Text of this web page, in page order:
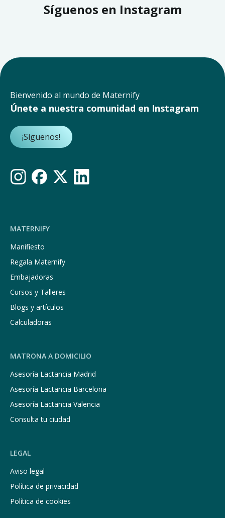
Síguenos en Instagram
Bienvenido al mundo de Maternify
Únete a nuestra comunidad en Instagram
¡Síguenos!
MATERNIFY
Manifiesto
Regala Maternify
Embajadoras
Cursos y Talleres
Blogs y artículos
Calculadoras
MATRONA A DOMICILIO
Asesoría Lactancia Madrid
Asesoría Lactancia Barcelona
Asesoría Lactancia Valencia
Consulta tu ciudad
LEGAL
Aviso legal
Política de privacidad
Política de cookies